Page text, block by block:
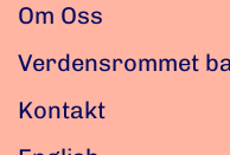
Om Oss
Verdensrommet
Kontakt